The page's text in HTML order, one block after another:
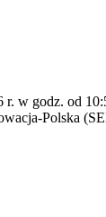
w godz. od
Polska